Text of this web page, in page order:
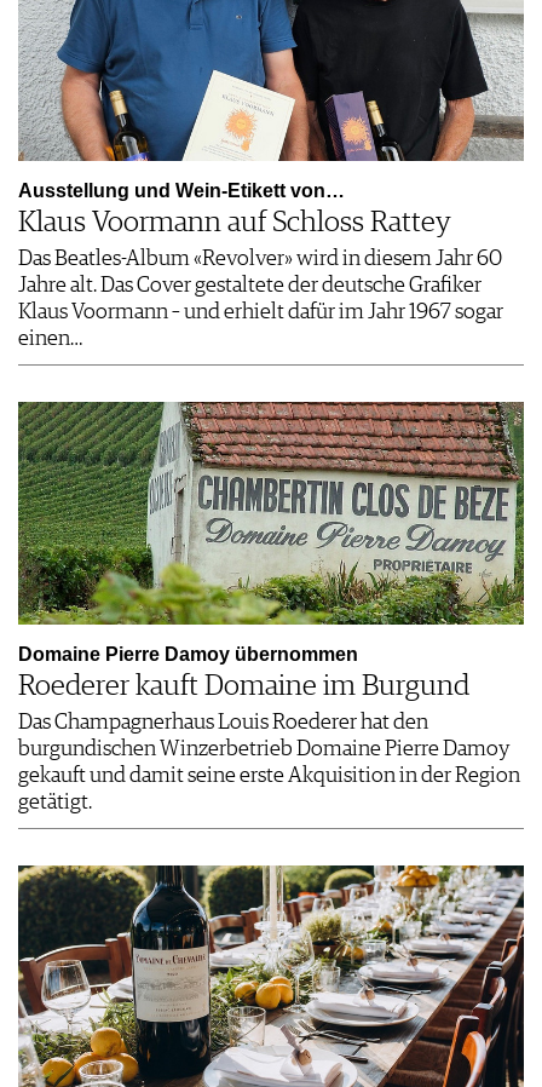
Ausstellung und Wein-Etikett von…
Klaus Voormann auf Schloss Rattey
Das Beatles-Album «Revolver» wird in diesem Jahr 60
Jahre alt. Das Cover gestaltete der deutsche Grafiker
Klaus Voormann – und erhielt dafür im Jahr 1967 sogar
einen…
Domaine Pierre Damoy übernommen
Roederer kauft Domaine im Burgund
Das Champagnerhaus Louis Roederer hat den
burgundischen Winzerbetrieb Domaine Pierre Damoy
gekauft und damit seine erste Akquisition in der Region
getätigt.